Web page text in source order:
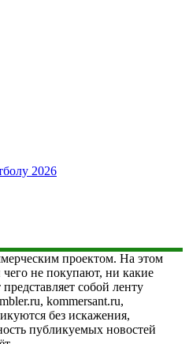
2026
проектом. На этом
не покупают, ни какие
собой ленту
kommersant.ru,
без искажения,
публикуемых новостей